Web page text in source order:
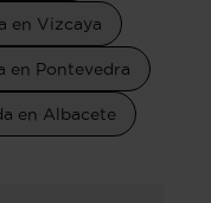
en Vizcaya
en Pontevedra
en Albacete